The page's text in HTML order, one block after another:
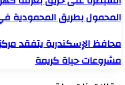
على
حريق
تابعة
لإحدى
شركات
بطريق
المحمول بطريق المحمودية
محافظ
الإسكندرية
يتفقد
مركز
محافظ الإسكندرية يتفقد
مشروعات حياة كريمة